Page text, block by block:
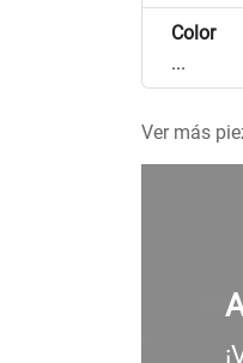
Color
...
Ver más